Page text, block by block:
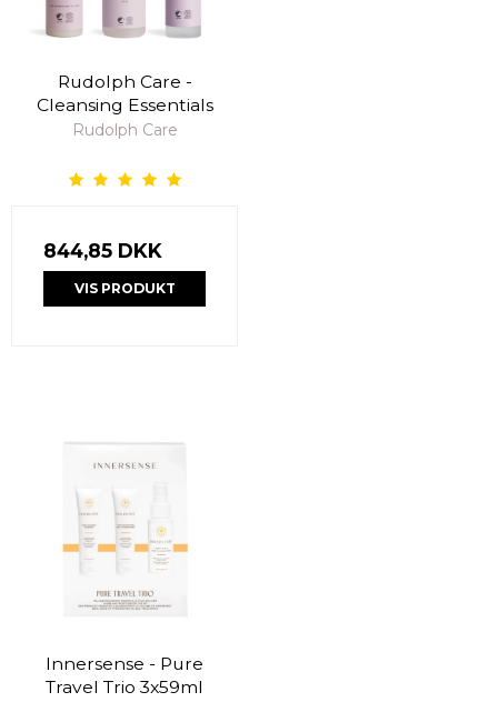
Rudolph Care -
Cleansing Essentials
Rudolph Care
844,85 DKK
VIS PRODUKT
Innersense - Pure
Travel Trio 3x59ml